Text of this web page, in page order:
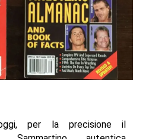
per la precisione il